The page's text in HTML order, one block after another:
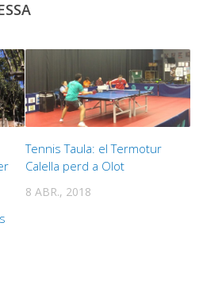
Tennis Taula: el Termotur
Calella perd a Olot
8 ABR., 2018